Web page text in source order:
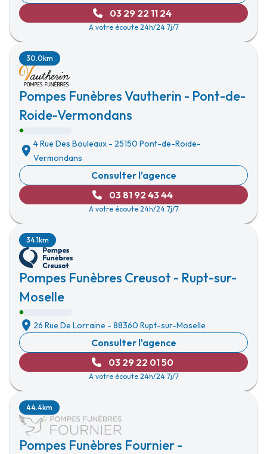
03 29 22 11 24
A votre écoute 24h/24 7j/7
Pompes Funèbres Vautherin - Pont-de-
Roide-Vermondans
30.0km
4 Rue Des Bouleaux - 25150 Pont-de-Roide-
Vermondans
Consulter l'agence
03 81 92 43 44
A votre écoute 24h/24 7j/7
Pompes Funèbres Creusot - Rupt-sur-
Moselle
34.1km
26 Rue De Lorraine - 88360 Rupt-sur-Moselle
Consulter l'agence
03 29 22 01 50
A votre écoute 24h/24 7j/7
Pompes Funèbres Fournier -
44.4km